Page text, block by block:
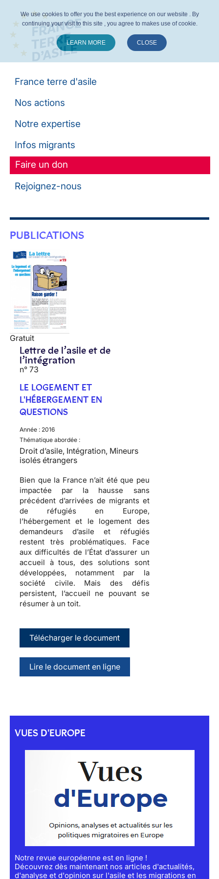
France terre d'asile
Nos actions
Notre expertise
Infos migrants
Faire un don
Rejoignez-nous
PUBLICATIONS
Gratuit
Lettre de l’asile et de
l’intégration
n° 73
LE LOGEMENT ET
L'HÉBERGEMENT EN
QUESTIONS
Année : 2016
Thématique abordée :
Droit d’asile, Intégration, Mineurs
isolés étrangers
Bien que la France n’ait été que peu
impactée par la hausse sans
précédent d’arrivées de migrants et
de réfugiés en Europe,
l’hébergement et le logement des
demandeurs d’asile et réfugiés
restent très problématiques. Face
aux difficultés de l’État d’assurer un
accueil à tous, des solutions sont
développées, notamment par la
société civile. Mais des défis
persistent, l’accueil ne pouvant se
résumer à un toit.
Télécharger le document
Lire le document en ligne
VUES D'EUROPE
Notre revue européenne est en ligne !
Découvrez dès maintenant nos articles d'actualités,
d'analyse et d'opinion sur l'asile et les migrations en
We use cookies to offer you the best experience on our website . By
continuing your visit to this site , you agree to makes use of cookie.
LEARN MORE CLOSE